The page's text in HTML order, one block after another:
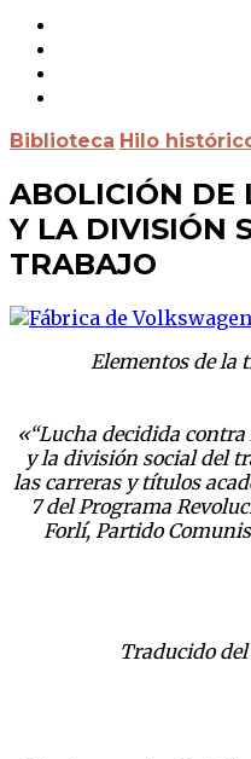
Biblioteca Hilo
ABOLICIÓN DE
Y LA DIVISIÓN
TRABAJO
Elementos de la
«“Lucha decidida
y la división social del
las carreras y títulos
7 del Programa
Forlí, Partido
Traducido